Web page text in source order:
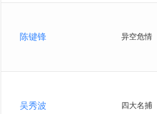
陈键锋 异空危情
吴秀波 四大名捕